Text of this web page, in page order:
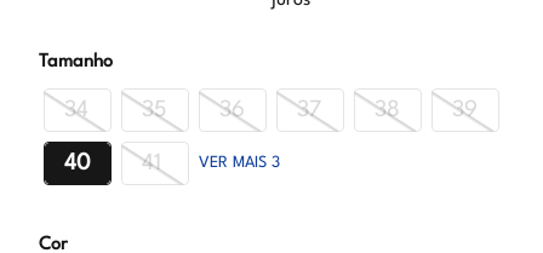
Tamanho
34 35 36 37 38 39
40 41 VER MAIS 3
Cor